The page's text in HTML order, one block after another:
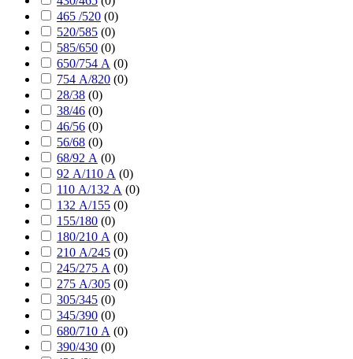
465 /520 (0)
520/585 (0)
585/650 (0)
650/754 А (0)
754 А/820 (0)
28/38 (0)
38/46 (0)
46/56 (0)
56/68 (0)
68/92 А (0)
92 А/110 А (0)
110 А/132 А (0)
132 А/155 (0)
155/180 (0)
180/210 А (0)
210 А/245 (0)
245/275 А (0)
275 А/305 (0)
305/345 (0)
345/390 (0)
680/710 А (0)
390/430 (0)